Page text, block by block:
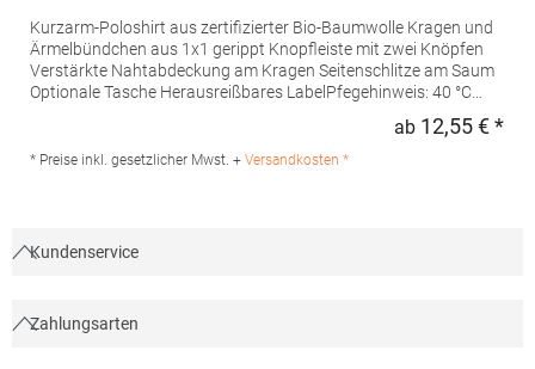
Kurzarm-Poloshirt aus zertifizierter Bio-Baumwolle Kragen und
Ärmelbündchen aus 1x1 gerippt Knopfleiste mit zwei Knöpfen
Verstärkte Nahtabdeckung am Kragen Seitenschlitze am Saum
Optionale Tasche Herausreißbares LabelPfegehinweis: 40 °C
g/m²Materialzusammensetzung: 100% Baumwolle (Heather
Grey: 85% Baumwolle / 15% Viskose)Angaben zur
ab 12,55 € *
* Preise inkl. gesetzlicher Mwst. + Versandkosten *
Kundenservice
Zahlungsarten